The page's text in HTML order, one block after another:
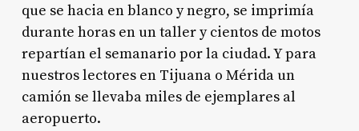
que se hacia en blanco y negro, se imprimía
durante horas en un taller y cientos de motos
repartían el semanario por la ciudad. Y para
nuestros lectores en Tijuana o Mérida un
camión se llevaba miles de ejemplares al
aeropuerto.